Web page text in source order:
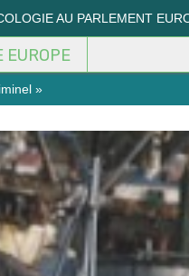
AU PARLEMENT
EUROPE
»